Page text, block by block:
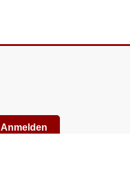
Anmelden